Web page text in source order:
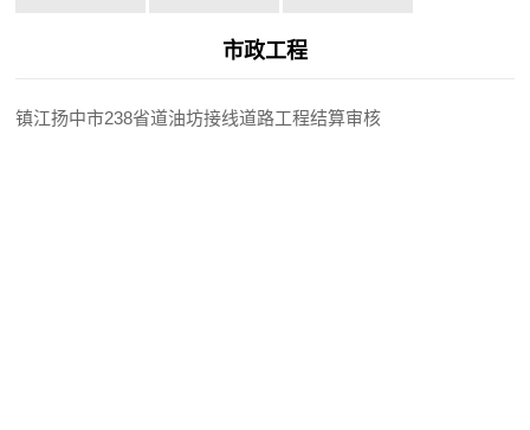
市政工程
镇江扬中市238省道油坊接线道路工程结算审核